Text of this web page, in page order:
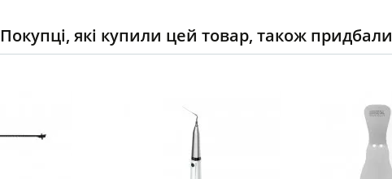
Покупці, які купили цей товар, також придбали